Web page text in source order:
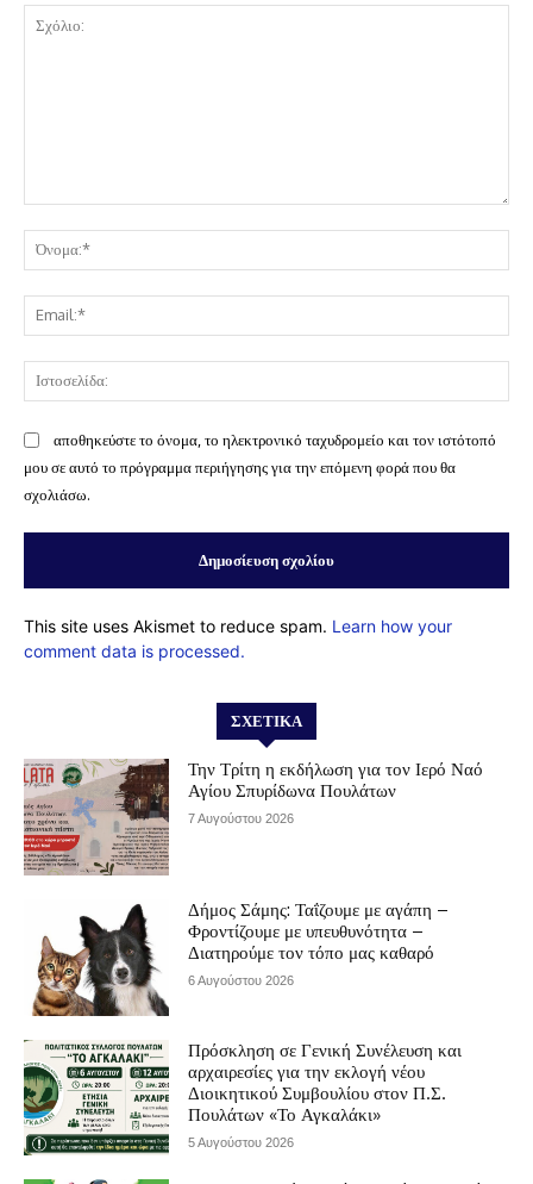
αποθηκεύστε το όνομα, το ηλεκτρονικό ταχυδρομείο και τον ιστότοπό
μου σε αυτό το πρόγραμμα περιήγησης για την επόμενη φορά που θα
σχολιάσω.
This site uses Akismet to reduce spam. Learn how your
comment data is processed.
ΣΧΕΤΙΚΆ
Την Τρίτη η εκδήλωση για τον Ιερό Ναό
Αγίου Σπυρίδωνα Πουλάτων
7 Αυγούστου 2026
Δήμος Σάμης: Ταΐζουμε με αγάπη –
Φροντίζουμε με υπευθυνότητα –
Διατηρούμε τον τόπο μας καθαρό
6 Αυγούστου 2026
Πρόσκληση σε Γενική Συνέλευση και
αρχαιρεσίες για την εκλογή νέου
Διοικητικού Συμβουλίου στον Π.Σ.
Πουλάτων «Το Αγκαλάκι»
5 Αυγούστου 2026